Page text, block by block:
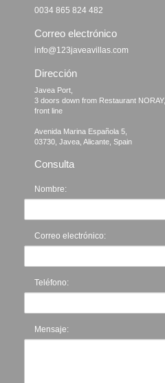
0034 865 824 482
Correo electrónico
info@123javeavillas.com
Dirección
Javea Port,
3 doors down from Restaurant NORAY,
front line
Avenida Marina Española 5,
Consulta
Nombre:
Correo electrónico:
Teléfono:
Mensaje: